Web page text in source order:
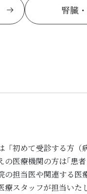
腎臓
初めて受診する方（
医療機関の方は｢患
担当医や関連する医
スタッフが担当いた